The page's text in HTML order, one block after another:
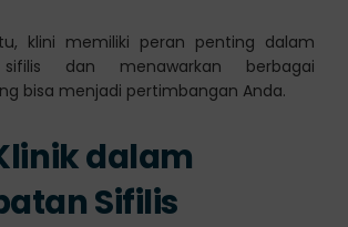
klini memiliki peran penting dalam
dan menawarkan berbagai
bisa menjadi pertimbangan Anda.
dalam
Sifilis